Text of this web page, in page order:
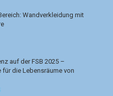
Wandverkleidung mit
auf der FSB 2025 –
die Lebensräume von